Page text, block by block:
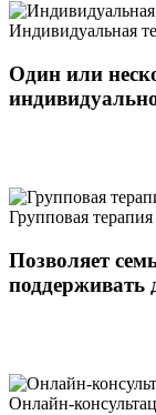
Индивидуальная
Один или
Групповая терапия
Позволяет
поддерживать
Онлайн-